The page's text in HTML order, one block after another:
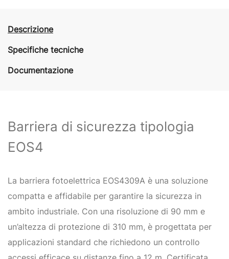
Descrizione
Specifiche tecniche
Documentazione
Barriera di sicurezza tipologia
EOS4
La barriera fotoelettrica EOS4309A è una soluzione
compatta e affidabile per garantire la sicurezza in
ambito industriale. Con una risoluzione di 90 mm e
un’altezza di protezione di 310 mm, è progettata per
applicazioni standard che richiedono un controllo